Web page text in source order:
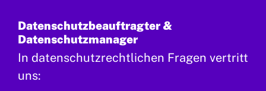
Datenschutzbeauftragter &
Datenschutzmanager
In datenschutzrechtlichen Fragen vertritt
uns: